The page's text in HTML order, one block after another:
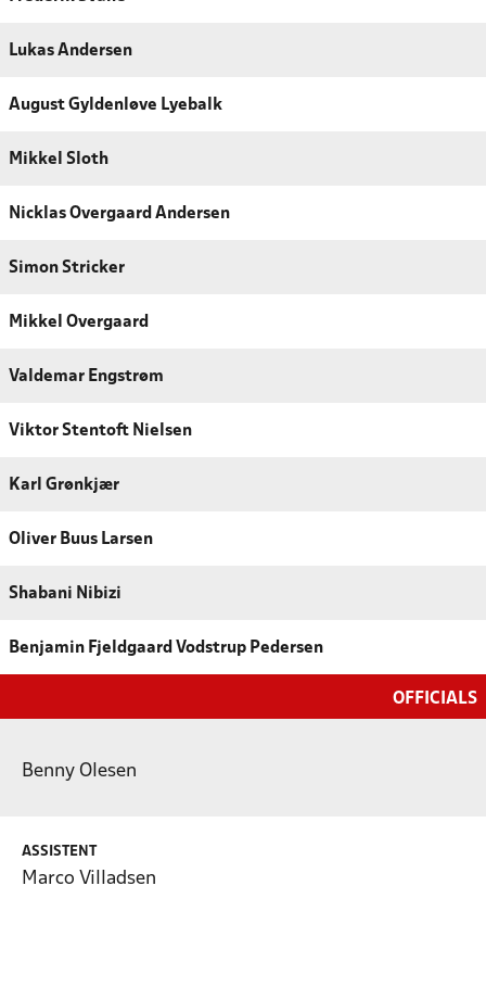
Lukas Andersen
August Gyldenløve Lyebalk
Mikkel Sloth
Nicklas Overgaard Andersen
Simon Stricker
Mikkel Overgaard
Valdemar Engstrøm
Viktor Stentoft Nielsen
Karl Grønkjær
Oliver Buus Larsen
Shabani Nibizi
Benjamin Fjeldgaard Vodstrup Pedersen
OFFICIALS
Benny Olesen
ASSISTENT
Marco Villadsen